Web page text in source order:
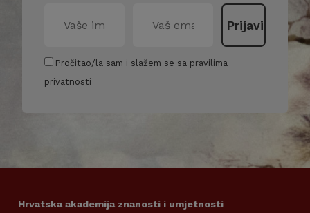
Pročitao/la sam i slažem se sa pravilima
privatnosti
Hrvatska akademija znanosti i umjetnosti